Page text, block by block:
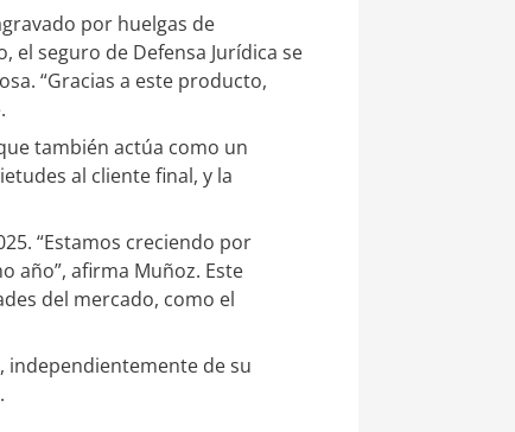
por huelgas de
el seguro de Defensa Jurídica se
“Gracias a este producto,
también actúa como un
al cliente final, y la
“Estamos creciendo por
año”, afirma Muñoz. Este
del mercado, como el
independientemente de su